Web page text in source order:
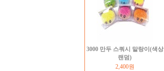
3000 만두 스쿼시 말랑이(색상
랜덤)
2,400원